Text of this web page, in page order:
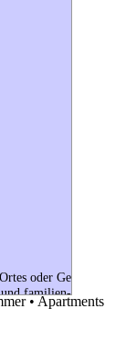
oder Gebiets.
familien-
zur Grundlage.
• Apartments